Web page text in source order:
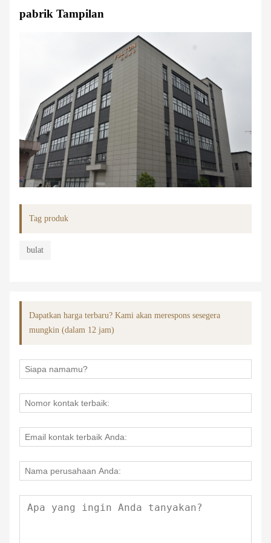
pabrik Tampilan
Tag produk
bulat
Dapatkan harga terbaru? Kami akan merespons sesegera
mungkin (dalam 12 jam)